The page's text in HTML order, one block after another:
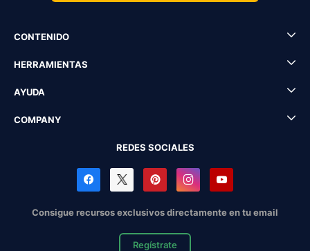
CONTENIDO
HERRAMIENTAS
AYUDA
COMPANY
REDES SOCIALES
Consigue recursos exclusivos directamente en tu email
Regístrate